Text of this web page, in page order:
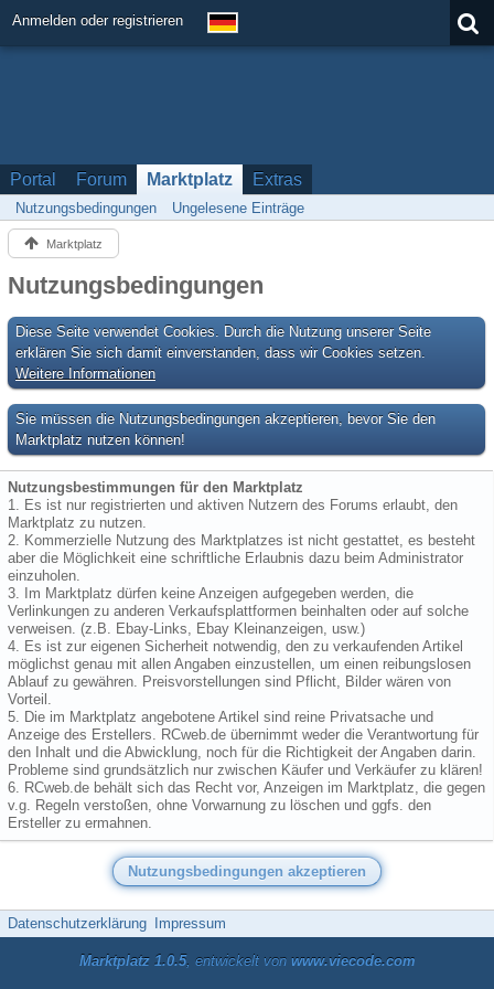
Anmelden oder registrieren
Portal Forum Marktplatz Extras
Nutzungsbedingungen Ungelesene Einträge
Marktplatz
Nutzungsbedingungen
Diese Seite verwendet Cookies. Durch die Nutzung unserer Seite
erklären Sie sich damit einverstanden, dass wir Cookies setzen.
Weitere Informationen
Sie müssen die Nutzungsbedingungen akzeptieren, bevor Sie den
Marktplatz nutzen können!
Nutzungsbestimmungen für den Marktplatz
1. Es ist nur registrierten und aktiven Nutzern des Forums erlaubt, den
Marktplatz zu nutzen.
2. Kommerzielle Nutzung des Marktplatzes ist nicht gestattet, es besteht
aber die Möglichkeit eine schriftliche Erlaubnis dazu beim Administrator
einzuholen.
3. Im Marktplatz dürfen keine Anzeigen aufgegeben werden, die
Verlinkungen zu anderen Verkaufsplattformen beinhalten oder auf solche
verweisen. (z.B. Ebay-Links, Ebay Kleinanzeigen, usw.)
4. Es ist zur eigenen Sicherheit notwendig, den zu verkaufenden Artikel
möglichst genau mit allen Angaben einzustellen, um einen reibungslosen
Ablauf zu gewähren. Preisvorstellungen sind Pflicht, Bilder wären von
Vorteil.
5. Die im Marktplatz angebotene Artikel sind reine Privatsache und
Anzeige des Erstellers. RCweb.de übernimmt weder die Verantwortung für
den Inhalt und die Abwicklung, noch für die Richtigkeit der Angaben darin.
Probleme sind grundsätzlich nur zwischen Käufer und Verkäufer zu klären!
6. RCweb.de behält sich das Recht vor, Anzeigen im Marktplatz, die gegen
v.g. Regeln verstoßen, ohne Vorwarnung zu löschen und ggfs. den
Ersteller zu ermahnen.
Datenschutzerklärung Impressum
Marktplatz 1.0.5, entwickelt von www.viecode.com